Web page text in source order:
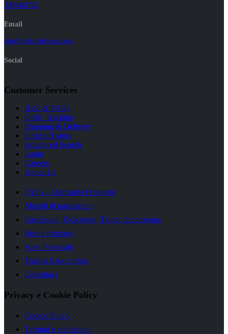
3389461722
Email
info@visionidepoca.com
Social
Customer Services
Help & FAQs
Order Tracking
Shipping & Delivery
Orders History
Advanced Search
Login
Careers
About Us
FAQs – Domande Frequenti
Metodi di pagamento
Spedizioni, Packaging, Tempi di consegna
Resi e rimborsi
Area Personale
Traccia il tuo ordine
Contattaci
Privacy e Cookie Policy
Cookie Policy
Termini e condizioni